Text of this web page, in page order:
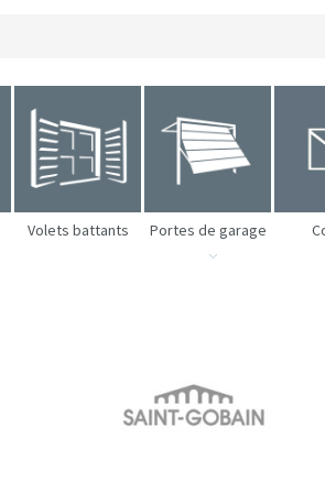
Volets battants Portes de garage